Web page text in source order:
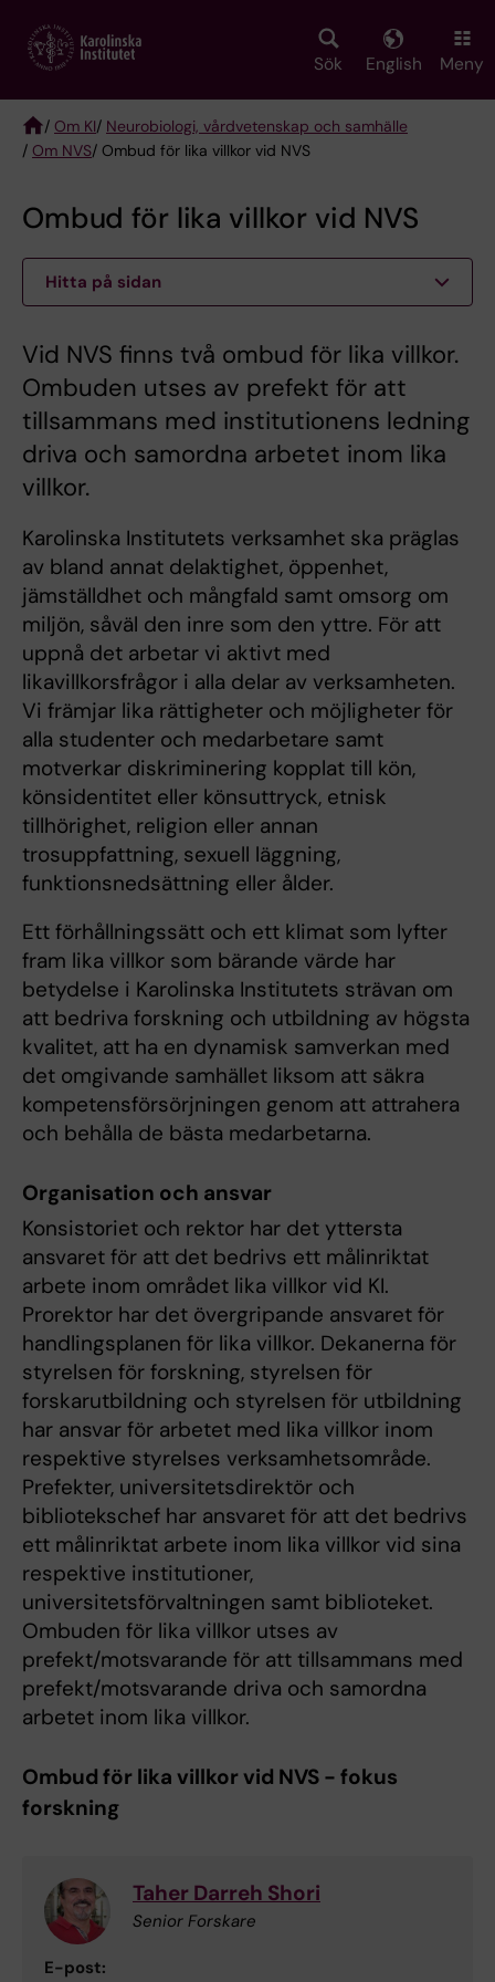
main
Sök English Meny
Breadcrumb
/ Om KI/ Neurobiologi, vårdvetenskap och samhälle
/ Om NVS/ Ombud för lika villkor vid NVS
Ombud för lika villkor vid NVS
Hitta på sidan
Vid NVS finns två ombud för lika villkor.
Ombuden utses av prefekt för att
tillsammans med institutionens ledning
driva och samordna arbetet inom lika
villkor.
Karolinska Institutets verksamhet ska präglas
av bland annat delaktighet, öppenhet,
jämställdhet och mångfald samt omsorg om
miljön, såväl den inre som den yttre. För att
uppnå det arbetar vi aktivt med
likavillkorsfrågor i alla delar av verksamheten.
Vi främjar lika rättigheter och möjligheter för
alla studenter och medarbetare samt
motverkar diskriminering kopplat till kön,
könsidentitet eller könsuttryck, etnisk
tillhörighet, religion eller annan
trosuppfattning, sexuell läggning,
funktionsnedsättning eller ålder.
Ett förhållningssätt och ett klimat som lyfter
fram lika villkor som bärande värde har
betydelse i Karolinska Institutets strävan om
att bedriva forskning och utbildning av högsta
kvalitet, att ha en dynamisk samverkan med
det omgivande samhället liksom att säkra
kompetensförsörjningen genom att attrahera
och behålla de bästa medarbetarna.
Organisation och ansvar
Konsistoriet och rektor har det yttersta
ansvaret för att det bedrivs ett målinriktat
arbete inom området lika villkor vid KI.
Prorektor har det övergripande ansvaret för
handlingsplanen för lika villkor. Dekanerna för
styrelsen för forskning, styrelsen för
forskarutbildning och styrelsen för utbildning
har ansvar för arbetet med lika villkor inom
respektive styrelses verksamhetsområde.
Prefekter, universitetsdirektör och
bibliotekschef har ansvaret för att det bedrivs
ett målinriktat arbete inom lika villkor vid sina
respektive institutioner,
universitetsförvaltningen samt biblioteket.
Ombuden för lika villkor utses av
prefekt/motsvarande för att tillsammans med
prefekt/motsvarande driva och samordna
arbetet inom lika villkor.
Ombud för lika villkor vid NVS - fokus
forskning
Taher Darreh Shori
Senior Forskare
E-post: